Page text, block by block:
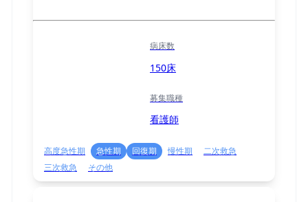
病床数
150床
募集職種
看護師
高度急性期 急性期 回復期 慢性期
二次救急
三次救急
その他